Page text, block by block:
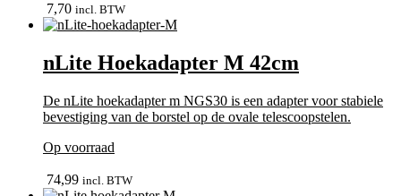
7,70 incl. BTW
nLite Hoekadapter M 42cm
De nLite hoekadapter m NGS30 is een adapter voor stabiele
bevestiging van de borstel op de ovale telescoopstelen.
Op voorraad
74,99 incl. BTW